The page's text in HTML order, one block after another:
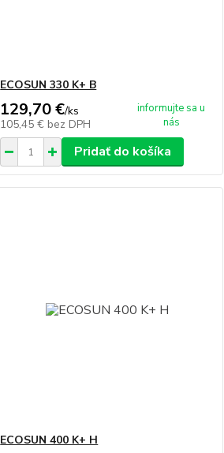
ECOSUN 330 K+ B
129,70 €/ks
105,45 € bez DPH
informujte sa u
nás
Pridať do košíka
ECOSUN 400 K+ H